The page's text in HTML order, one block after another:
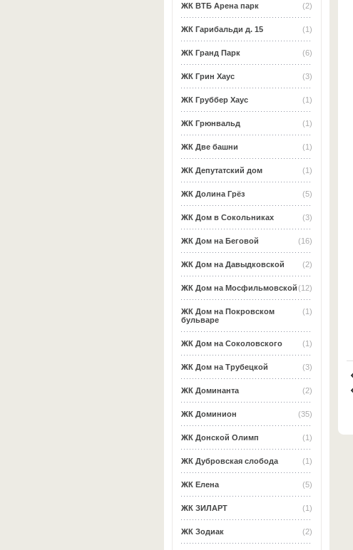
(2)
ЖК ВТБ Арена парк
(1)
ЖК Гарибальди д. 15
(6)
ЖК Гранд Парк
(3)
ЖК Грин Хаус
(1)
ЖК Груббер Хаус
(1)
ЖК Грюнвальд
(1)
ЖК Две башни
(1)
ЖК Депутатский дом
(5)
ЖК Долина Грёз
(3)
ЖК Дом в Сокольниках
(16)
ЖК Дом на Беговой
(2)
ЖК Дом на Давыдковской
(12)
ЖК Дом на Мосфильмовской
(1)
ЖК Дом на Покровском
бульваре
(1)
ЖК Дом на Соколовского
(3)
ЖК Дом на Трубецкой
(2)
ЖК Доминанта
(35)
ЖК Доминион
(1)
ЖК Донской Олимп
(1)
ЖК Дубровская слобода
(5)
ЖК Елена
(1)
ЖК ЗИЛАРТ
(2)
ЖК Зодиак